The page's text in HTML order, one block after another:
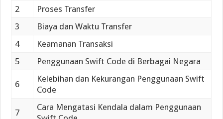
2
Proses Transfer
3
Biaya dan Waktu Transfer
4
Keamanan Transaksi
5
Penggunaan Swift Code di Berbagai Negara
6
Kelebihan dan Kekurangan Penggunaan Swift
Code
7
Cara Mengatasi Kendala dalam Penggunaan